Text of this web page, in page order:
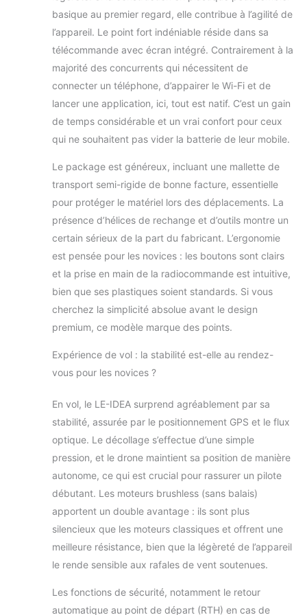
paramètres de vol et le niveau de
batterie. L'opérateur n'a pas besoin
de regarder constamment son
smartphone, mais peut rapidement
voir l'état en temps réel du drone sur
l'écran. Cela augmente l'efficacité
opérationnelle et minimise les
erreurs causées par des
consultations d'informations
retardées. 【GPS Smart Return】 Le
drone avec écran est équipé d'un
système GPS. Lorsqu'il détecte un
automatiquement un itinéraire de
retour afin d'éviter les atterrissages
d'urgence dus à une panne de
courant. En cas de perte de signal, il
amorce immédiatement le retour, ce
qui minimise le risque de perte de
l'appareil et améliore
considérablement la sécurité du vol.
【Fonctions GPS】 Grâce à une
technologie GPS avancée, le drone
adulte prend en charge plusieurs
modes de vol intelligents. « Follow
en mouvement ; « Waypoint Flight »
itinéraires prédéfinis d'un simple
toucher sur l'écran ; « Orbit Flight »
maintient un cercle constant autour
de cibles spécifiques et prend des
photos sous différents angles.
【Utilisation Conviviale pour les
Débutants】 Le drone camera
dispose de modes spécialement
conçus pour les débutants. Trois
niveaux de vitesse permettent de
passer d'un mode débutant stable ;
le mode sans tête élimine les
et simplifie la logique de vol ; tandis
que le décollage/atterrissage en une
basique au premier regard, elle contribue à l’agilité de
l’appareil. Le point fort indéniable réside dans sa
télécommande avec écran intégré. Contrairement à la
majorité des concurrents qui nécessitent de
connecter un téléphone, d’appairer le Wi-Fi et de
lancer une application, ici, tout est natif. C’est un gain
de temps considérable et un vrai confort pour ceux
qui ne souhaitent pas vider la batterie de leur mobile.
Le package est généreux, incluant une mallette de
transport semi-rigide de bonne facture, essentielle
pour protéger le matériel lors des déplacements. La
présence d’hélices de rechange et d’outils montre un
certain sérieux de la part du fabricant. L’ergonomie
est pensée pour les novices : les boutons sont clairs
et la prise en main de la radiocommande est intuitive,
bien que ses plastiques soient standards. Si vous
cherchez la simplicité absolue avant le design
premium, ce modèle marque des points.
Expérience de vol : la stabilité est-elle au rendez-
vous pour les novices ?
En vol, le LE-IDEA surprend agréablement par sa
stabilité, assurée par le positionnement GPS et le flux
optique. Le décollage s’effectue d’une simple
pression, et le drone maintient sa position de manière
autonome, ce qui est crucial pour rassurer un pilote
débutant. Les moteurs brushless (sans balais)
apportent un double avantage : ils sont plus
silencieux que les moteurs classiques et offrent une
meilleure résistance, bien que la légèreté de l’appareil
le rende sensible aux rafales de vent soutenues.
Les fonctions de sécurité, notamment le retour
automatique au point de départ (RTH) en cas de